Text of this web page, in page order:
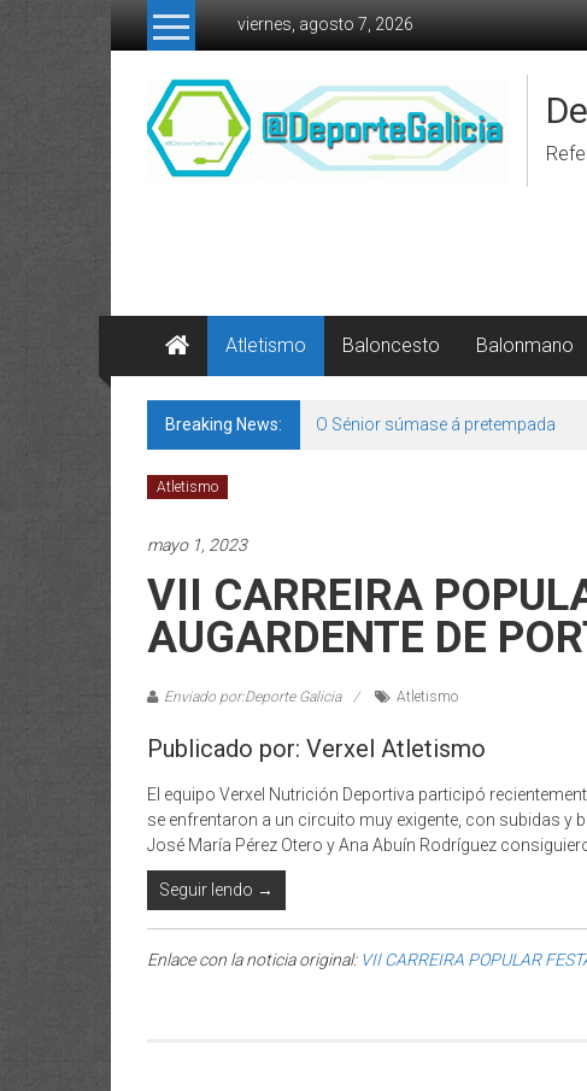
Skip to content
viernes, agosto 7, 2026
Atletismo Baloncesto Balonmano
Breaking News: O Sénior súmase á pretempada
Atletismo
mayo 1, 2023
VII CARREIRA
AUGARDENTE DE
Enviado por:Deporte Galicia Atletismo
Publicado por: Verxel Atletismo
El equipo Verxel Nutrición Deportiva participó
se enfrentaron a un circuito muy exigente, con subidas y
José María Pérez Otero y Ana Abuín Rodríguez
Seguir lendo →
Enlace con la noticia original: VII CARREIRA POPULAR